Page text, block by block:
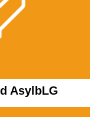
AsylbLG